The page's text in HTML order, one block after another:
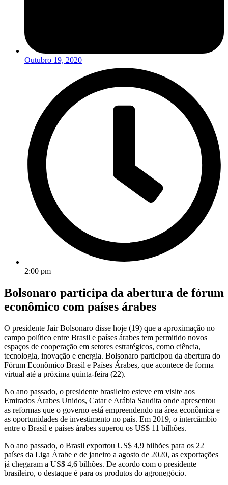
Outubro 19, 2020
2:00 pm
Bolsonaro participa da abertura de fórum
econômico com países árabes
O presidente Jair Bolsonaro disse hoje (19) que a aproximação no
campo político entre Brasil e países árabes tem permitido novos
espaços de cooperação em setores estratégicos, como ciência,
tecnologia, inovação e energia. Bolsonaro participou da abertura do
Fórum Econômico Brasil e Países Árabes, que acontece de forma
virtual até a próxima quinta-feira (22).
No ano passado, o presidente brasileiro esteve em visite aos
Emirados Árabes Unidos, Catar e Arábia Saudita onde apresentou
as reformas que o governo está empreendendo na área econômica e
as oportunidades de investimento no país. Em 2019, o intercâmbio
entre o Brasil e países árabes superou os US$ 11 bilhões.
No ano passado, o Brasil exportou US$ 4,9 bilhões para os 22
países da Liga Árabe e de janeiro a agosto de 2020, as exportações
já chegaram a US$ 4,6 bilhões. De acordo com o presidente
brasileiro, o destaque é para os produtos do agronegócio.